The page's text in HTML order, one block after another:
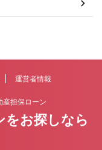
運営者情報
産担保ローン
をお探しなら